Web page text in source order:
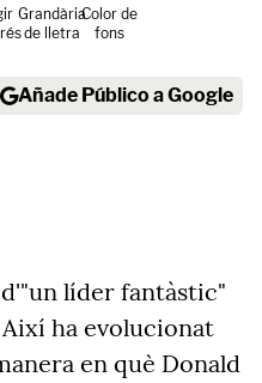
Grandària
de lletra
Color de
fons
Añade Público a Google
líder fantàstic"
ha evolucionat
en què Donald